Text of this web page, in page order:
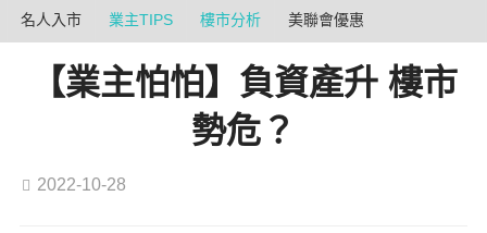
名人入市 業主TIPS 樓市分析 美聯會優惠
【業主怕怕】負資產升 樓市
勢危？
2022-10-28